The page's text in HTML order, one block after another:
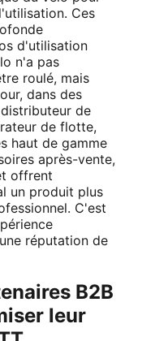
Ces
d'utilisation
n'a pas
roulé, mais
dans des
de
de flotte,
haut de gamme
après-vente,
offrent
un produit plus
C'est
réputation de
B2B
leur